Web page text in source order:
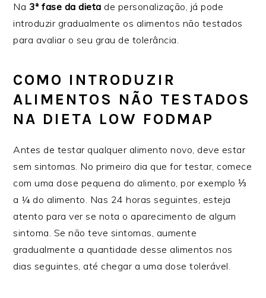
Na 3ª fase da dieta de personalização, já pode
introduzir gradualmente os alimentos não testados
para avaliar o seu grau de tolerância.
COMO INTRODUZIR
ALIMENTOS NÃO TESTADOS
NA DIETA LOW FODMAP
Antes de testar qualquer alimento novo, deve estar
sem sintomas. No primeiro dia que for testar, comece
com uma dose pequena do alimento, por exemplo⅓
a ¼ do alimento. Nas 24 horas seguintes, esteja
atento para ver se nota o aparecimento de algum
sintoma. Se não teve sintomas, aumente
gradualmente a quantidade desse alimentos nos
dias seguintes, até chegar a uma dose tolerável.